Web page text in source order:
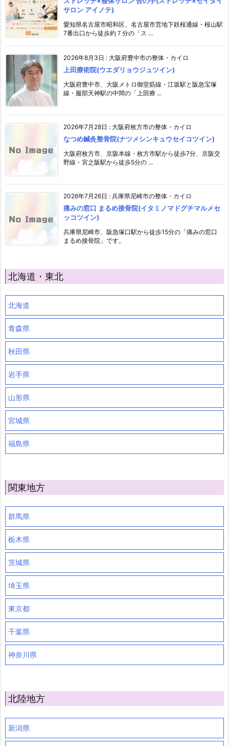
サロン アイノテ)
愛知県名古屋市昭和区、名古屋市営地下鉄桜通線・桜山駅
7番出口から徒歩約７分の「ス ...
2026年8月3日 : 大阪府豊中市の整体・カイロ
上田療術院(ウエダリョウジュツイン)
大阪府豊中市、大阪メトロ御堂筋線・江坂駅と阪急宝塚
線・服部天神駅の中間の「上田療 ...
2026年7月28日 : 大阪府枚方市の整体・カイロ
なつめ鍼灸整骨院(ナツメシンキュウセイコツイン)
大阪府枚方市、京阪本線・枚方市駅から徒歩7分、京阪交
野線・宮之阪駅から徒歩5分の ...
2026年7月26日 : 兵庫県尼崎市の整体・カイロ
痛みの窓口 まるめ接骨院(イタミノマドグチマルメセ
ッコツイン)
兵庫県尼崎市、阪急塚口駅から徒歩15分の「痛みの窓口
まるめ接骨院」です。
北海道・東北
北海道
青森県
秋田県
岩手県
山形県
宮城県
福島県
関東地方
群馬県
栃木県
茨城県
埼玉県
東京都
千葉県
神奈川県
北陸地方
新潟県